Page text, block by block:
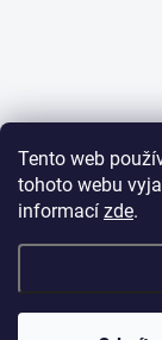
Tento web
tohoto webu
informací zde.